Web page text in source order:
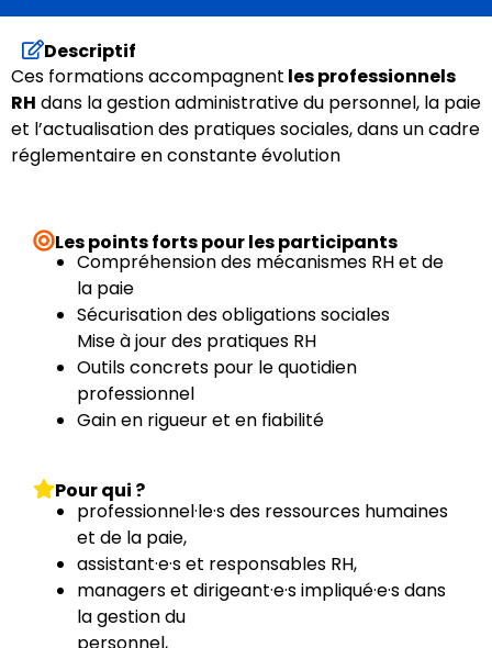
Descriptif
Ces formations accompagnent les professionnels
RH dans la gestion administrative du personnel, la paie
et l’actualisation des pratiques sociales, dans un cadre
réglementaire en constante évolution
Les points forts pour les participants
Compréhension des mécanismes RH et de
la paie
Sécurisation des obligations sociales
Mise à jour des pratiques RH
Outils concrets pour le quotidien
professionnel
Gain en rigueur et en fiabilité
Pour qui ?
professionnel·le·s des ressources humaines
et de la paie,
assistant·e·s et responsables RH,
managers et dirigeant·e·s impliqué·e·s dans
la gestion du
personnel,